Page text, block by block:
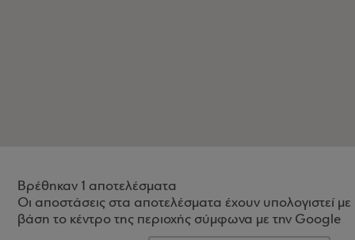
Βρέθηκαν 1 αποτελέσματα
Οι αποστάσεις στα αποτελέσματα έχουν υπολογιστεί με
βάση το κέντρο της περιοχής σύμφωνα με την Google